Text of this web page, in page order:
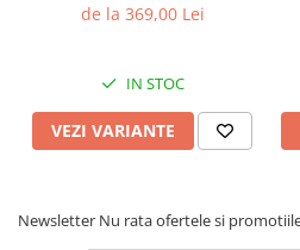
de la 369,00 Lei
IN STOC
VEZI VARIANTE
Newsletter Nu rata ofertele si